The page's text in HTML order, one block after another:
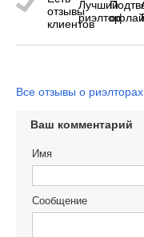
Все отзывы о риэлторах
Ваш комментарий
Имя
Сообщение